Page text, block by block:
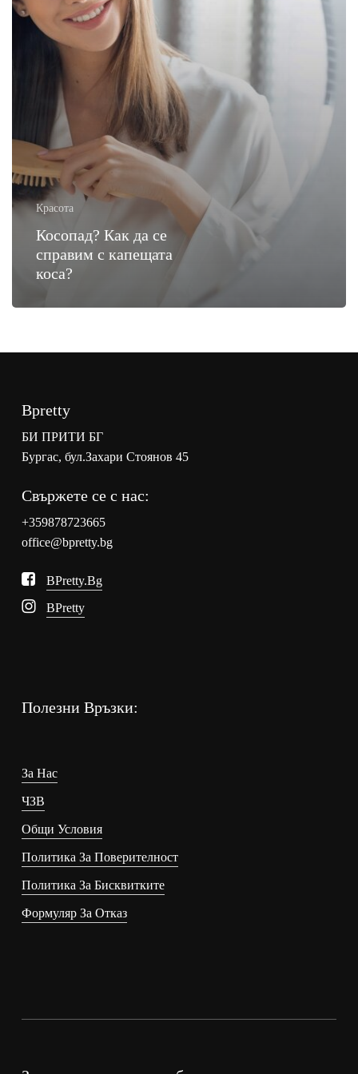
Красота
Косопад? Как да се
справим с капещата
коса?
Bpretty
БИ ПРИТИ БГ
Бургас, бул.Захари Стоянов 45
Свържете се с нас:
+359878723665
office@bpretty.bg
BPretty.bg
BPretty
Полезни Връзки:
За Нас
ЧЗВ
Общи Условия
Политика За Поверителност
Политика За Бисквитките
Формуляр За Отказ